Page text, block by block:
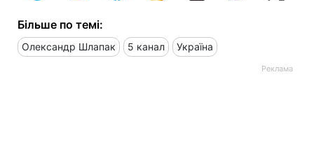
Більше по темі:
Олександр Шлапак 5 канал Україна